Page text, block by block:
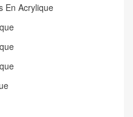
En Acrylique